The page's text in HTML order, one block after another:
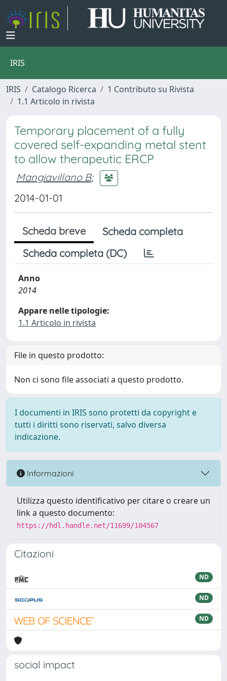
IRIS
IRIS Catalogo Ricerca
1 Contributo su Rivista
1.1 Articolo in rivista
Temporary placement of a fully
covered self-expanding metal stent
to allow therapeutic ERCP
Mangiavillano B;
2014-01-01
Scheda breve
Scheda completa
Scheda completa (DC)
Anno
2014
Appare nelle tipologie:
1.1 Articolo in rivista
File in questo prodotto:
Non ci sono file associati a questo prodotto.
I documenti in IRIS sono protetti da copyright e
tutti i diritti sono riservati, salvo diversa
indicazione.
Informazioni
Utilizza questo identificativo per citare o creare un
link a questo documento:
https://hdl.handle.net/11699/104567
Citazioni
ND
ND
ND
social impact